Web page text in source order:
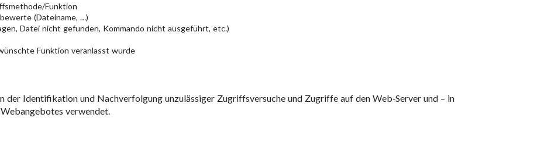
Funktion
(Dateiname, …)
Datei nicht gefunden, Kommando nicht ausgeführt, etc.)
Funktion veranlasst wurde
der Identifikation und Nachverfolgung unzulässiger Zugriffsversuche und Zugriffe auf den Web-Server und – in
verwendet.